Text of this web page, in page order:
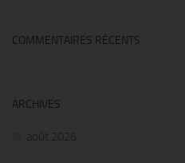
COMMENTAIRES RÉCENTS
ARCHIVES
août 2026